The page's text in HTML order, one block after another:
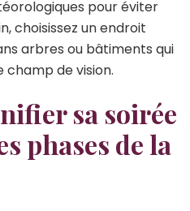
pour éviter
choisissez un endroit
arbres ou bâtiments qui
de vision.
sa soirée
phases de la